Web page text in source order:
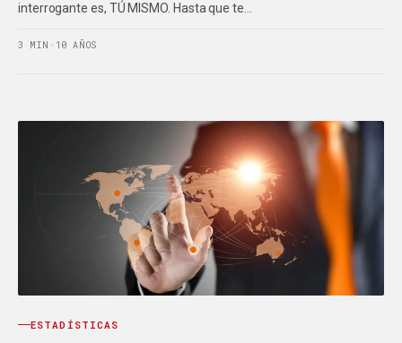
interrogante es, TÚ MISMO. Hasta que te…
3 MIN · 10 AÑOS
ESTADÍSTICAS